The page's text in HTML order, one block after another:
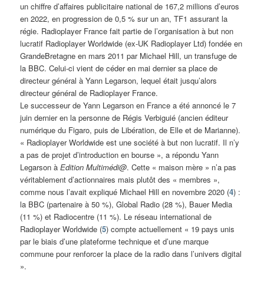
un chiffre d’affaires publicitaire national de 167,2 millions d’euros
en 2022, en progression de 0,5 % sur un an, TF1 assurant la
régie. Radioplayer France fait partie de l’organisation à but non
lucratif Radioplayer Worldwide (ex-UK Radioplayer Ltd) fondée en
GrandeBretagne en mars 2011 par Michael Hill, un transfuge de
la BBC. Celui-ci vient de céder en mai dernier sa place de
directeur général à Yann Legarson, lequel était jusqu’alors
directeur général de Radioplayer France.
Le successeur de Yann Legarson en France a été annoncé le 7
juin dernier en la personne de Régis Verbiguié (ancien éditeur
numérique du Figaro, puis de Libération, de Elle et de Marianne).
« Radioplayer Worldwide est une société à but non lucratif. Il n’y
a pas de projet d’introduction en bourse », a répondu Yann
Legarson àEdition Multimédi@. Cette « maison mère » n’a pas
véritablement d’actionnaires mais plutôt des « membres »,
comme nous l’avait expliqué Michael Hill en novembre 2020 (4) :
la BBC (partenaire à 50 %), Global Radio (28 %), Bauer Media
(11 %) et Radiocentre (11 %). Le réseau international de
Radioplayer Worldwide (5) compte actuellement « 19 pays unis
par le biais d’une plateforme technique et d’une marque
commune pour renforcer la place de la radio dans l’univers digital
».